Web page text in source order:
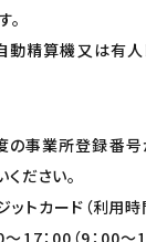
動精算機又は有
の事業所登録番
ださい。
トカード（利用時
17：00（9：00～